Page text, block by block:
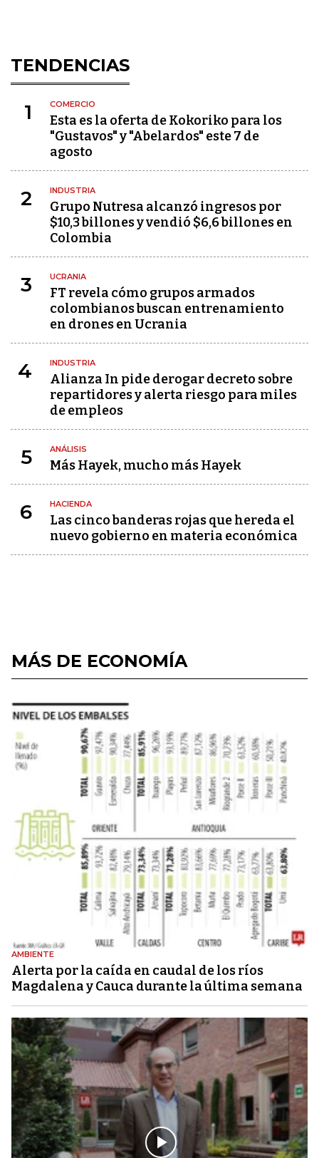
TENDENCIAS
1 COMERCIO
Esta es la oferta de Kokoriko para los
"Gustavos" y "Abelardos" este 7 de
agosto
2 INDUSTRIA
Grupo Nutresa alcanzó ingresos por
$10,3 billones y vendió $6,6 billones en
Colombia
3 UCRANIA
FT revela cómo grupos armados
colombianos buscan entrenamiento
en drones en Ucrania
4 INDUSTRIA
Alianza In pide derogar decreto sobre
repartidores y alerta riesgo para miles
de empleos
5 ANÁLISIS
Más Hayek, mucho más Hayek
6 HACIENDA
Las cinco banderas rojas que hereda el
nuevo gobierno en materia económica
MÁS DE ECONOMÍA
AMBIENTE
Alerta por la caída en caudal de los ríos
Magdalena y Cauca durante la última semana